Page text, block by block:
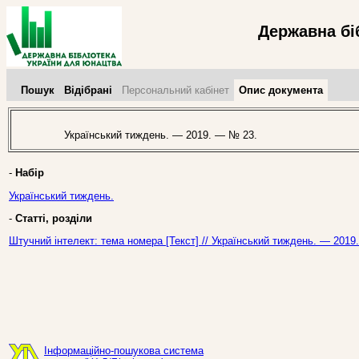
Державна
Пошук Відібрані Персональний кабінет Опис документа
Український тиждень. — 2019. — № 23.
- Набір
Український тиждень.
- Статті, розділи
Штучний інтелект: тема номера [Текст] // Український тиждень. —
Інформаційно-пошукова система